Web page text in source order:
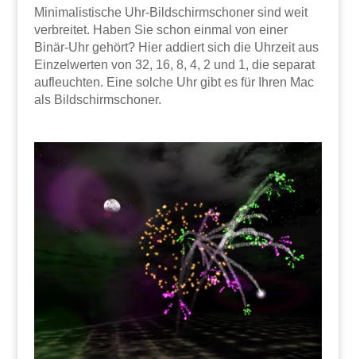
Minimalistische Uhr-Bildschirmschoner sind weit
verbreitet. Haben Sie schon einmal von einer
Binär-Uhr gehört? Hier addiert sich die Uhrzeit aus
Einzelwerten von 32, 16, 8, 4, 2 und 1, die separat
aufleuchten. Eine solche Uhr gibt es für Ihren Mac
als Bildschirmschoner.